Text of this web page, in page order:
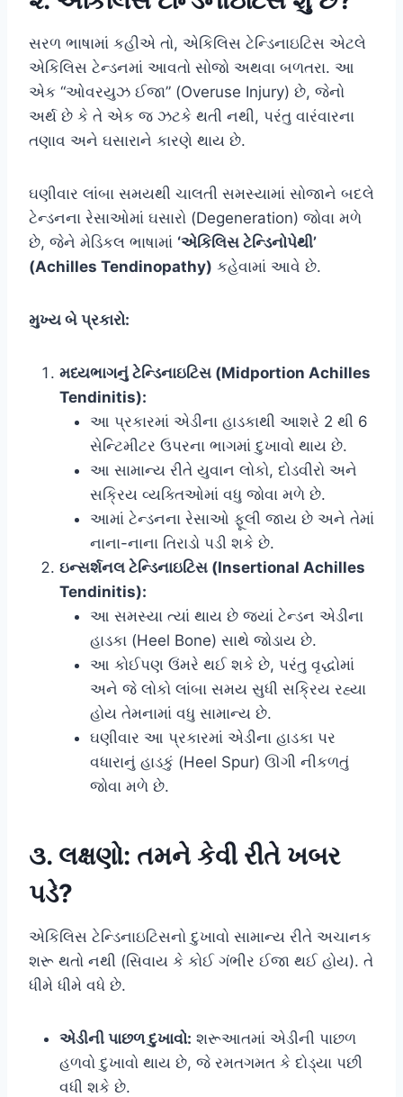
સરળ ભાષામાં કહીએ તો, એકિલિસ ટેન્ડિનાઇટિસ એટલે
એકિલિસ ટેન્ડનમાં આવતો સોજો અથવા બળતરા. આ
એક “ઓવરયુઝ ઈજા” (Overuse Injury) છે, જેનો
અર્થ છે કે તે એક જ ઝટકે થતી નથી, પરંતુ વારંવારના
તણાવ અને ઘસારાને કારણે થાય છે.
ઘણીવાર લાંબા સમયથી ચાલતી સમસ્યામાં સોજાને બદલે
ટેન્ડનના રેસાઓમાં ઘસારો (Degeneration) જોવા મળે
છે, જેને મેડિકલ ભાષામાં ‘એકિલિસ ટેન્ડિનોપેથી’
(Achilles Tendinopathy) કહેવામાં આવે છે.
મુખ્ય બે પ્રકારો:
મધ્યભાગનું ટેન્ડિનાઇટિસ (Midportion Achilles
Tendinitis):
આ પ્રકારમાં એડીના હાડકાથી આશરે 2 થી 6
સેન્ટિમીટર ઉપરના ભાગમાં દુખાવો થાય છે.
આ સામાન્ય રીતે યુવાન લોકો, દોડવીરો અને
સક્રિય વ્યક્તિઓમાં વધુ જોવા મળે છે.
આમાં ટેન્ડનના રેસાઓ ફૂલી જાય છે અને તેમાં
નાના-નાના તિરાડો પડી શકે છે.
ઇન્સર્શનલ ટેન્ડિનાઇટિસ (Insertional Achilles
Tendinitis):
આ સમસ્યા ત્યાં થાય છે જ્યાં ટેન્ડન એડીના
હાડકા (Heel Bone) સાથે જોડાય છે.
આ કોઈપણ ઉંમરે થઈ શકે છે, પરંતુ વૃદ્ધોમાં
અને જે લોકો લાંબા સમય સુધી સક્રિય રહ્યા
હોય તેમનામાં વધુ સામાન્ય છે.
ઘણીવાર આ પ્રકારમાં એડીના હાડકા પર
વધારાનું હાડકું (Heel Spur) ઊગી નીકળતું
જોવા મળે છે.
૩. લક્ષણો: તમને કેવી રીતે ખબર
પડે?
એકિલિસ ટેન્ડિનાઇટિસનો દુખાવો સામાન્ય રીતે અચાનક
શરૂ થતો નથી (સિવાય કે કોઈ ગંભીર ઈજા થઈ હોય). તે
ધીમે ધીમે વધે છે.
એડીની પાછળ દુખાવો: શરૂઆતમાં એડીની પાછળ
હળવો દુખાવો થાય છે, જે રમતગમત કે દોડ્યા પછી
વધી શકે છે.